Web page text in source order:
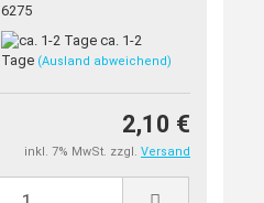
6275
ca. 1-2
Tage (Ausland abweichend)
2,10 €
inkl. 7% MwSt. zzgl. Versand